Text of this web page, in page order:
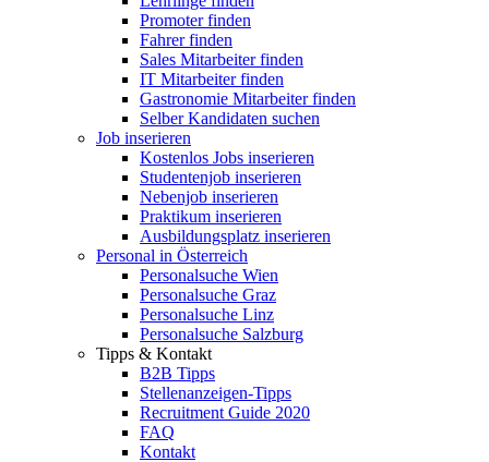
Promoter finden
Fahrer finden
Sales Mitarbeiter finden
IT Mitarbeiter finden
Gastronomie Mitarbeiter finden
Selber Kandidaten suchen
Job inserieren
Kostenlos Jobs inserieren
Studentenjob inserieren
Nebenjob inserieren
Praktikum inserieren
Ausbildungsplatz inserieren
Personal in Österreich
Personalsuche Wien
Personalsuche Graz
Personalsuche Linz
Personalsuche Salzburg
Tipps & Kontakt
B2B Tipps
Stellenanzeigen-Tipps
Recruitment Guide 2020
FAQ
Kontakt